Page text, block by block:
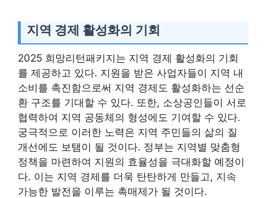
지역 경제 활성화의 기회
2025 희망리턴패키지는 지역 경제 활성화의 기회
를 제공하고 있다. 지원을 받은 사업자들이 지역 내
소비를 촉진함으로써 지역 경제도 활성화하는 선순
환 구조를 기대할 수 있다. 또한, 소상공인들이 서로
협력하여 지역 공동체의 형성에도 기여할 수 있다.
궁극적으로 이러한 노력은 지역 주민들의 삶의 질
개선에도 보탬이 될 것이다. 정부는 지역별 맞춤형
정책을 마련하여 지원의 효율성을 극대화할 예정이
다. 이는 지역 경제를 더욱 탄탄하게 만들고, 지속
가능한 발전을 이루는 촉매제가 될 것이다.